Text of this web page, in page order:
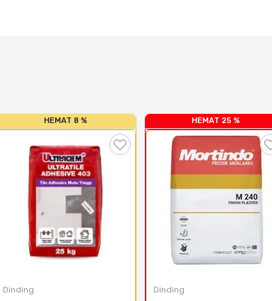
HEMAT 8 %
Dinding
HEMAT 25 %
Dinding